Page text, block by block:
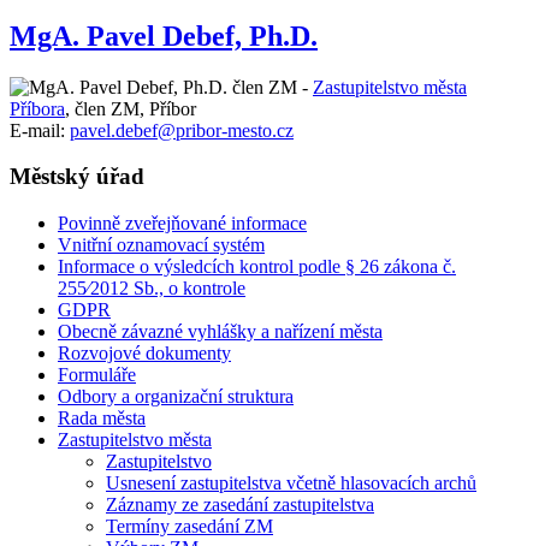
MgA. Pavel Debef, Ph.D.
člen ZM - Zastupitelstvo města
Příbora, člen ZM, Příbor
E-mail: pavel.debef@pribor-mesto.cz
Městský úřad
Povinně zveřejňované informace
Vnitřní oznamovací systém
Informace o výsledcích kontrol podle § 26 zákona č.
255⁄2012 Sb., o kontrole
GDPR
Obecně závazné vyhlášky a nařízení města
Rozvojové dokumenty
Formuláře
Odbory a organizační struktura
Rada města
Zastupitelstvo města
Zastupitelstvo
Usnesení zastupitelstva včetně hlasovacích archů
Záznamy ze zasedání zastupitelstva
Termíny zasedání ZM